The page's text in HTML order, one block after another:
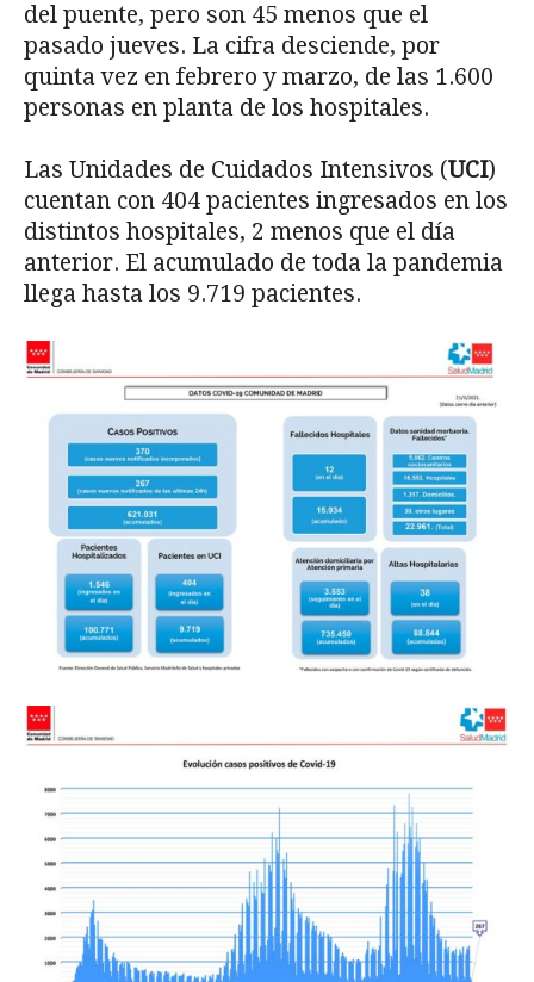
del puente, pero son 45 menos que el
pasado jueves. La cifra desciende, por
quinta vez en febrero y marzo, de las 1.600
personas en planta de los hospitales.
Las Unidades de Cuidados Intensivos (UCI)
cuentan con 404 pacientes ingresados en los
distintos hospitales, 2 menos que el día
anterior. El acumulado de toda la pandemia
llega hasta los 9.719 pacientes.